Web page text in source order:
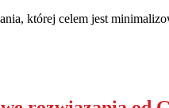
której celem jest